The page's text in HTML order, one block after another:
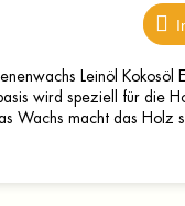
Leinöl Kokosöl
wird speziell für die
Wachs macht das Holz